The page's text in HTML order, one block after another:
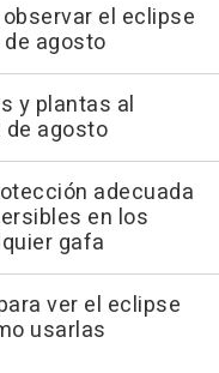
el eclipse
agosto
y plantas al
agosto
adecuada
en los
gafa
ver el eclipse
usarlas